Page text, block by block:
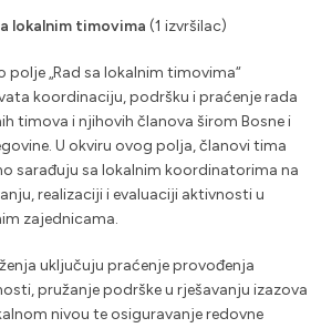
lokalnim timovima (1 izvršilac)
polje „Rad sa lokalnim timovima“
koordinaciju, podršku i praćenje rada
timova i njihovih članova širom Bosne i
U okviru ovog polja, članovi tima
sarađuju sa lokalnim koordinatorima na
realizaciji i evaluaciji aktivnosti u
zajednicama.
uključuju praćenje provođenja
pružanje podrške u rješavanju izazova
nivou te osiguravanje redovne